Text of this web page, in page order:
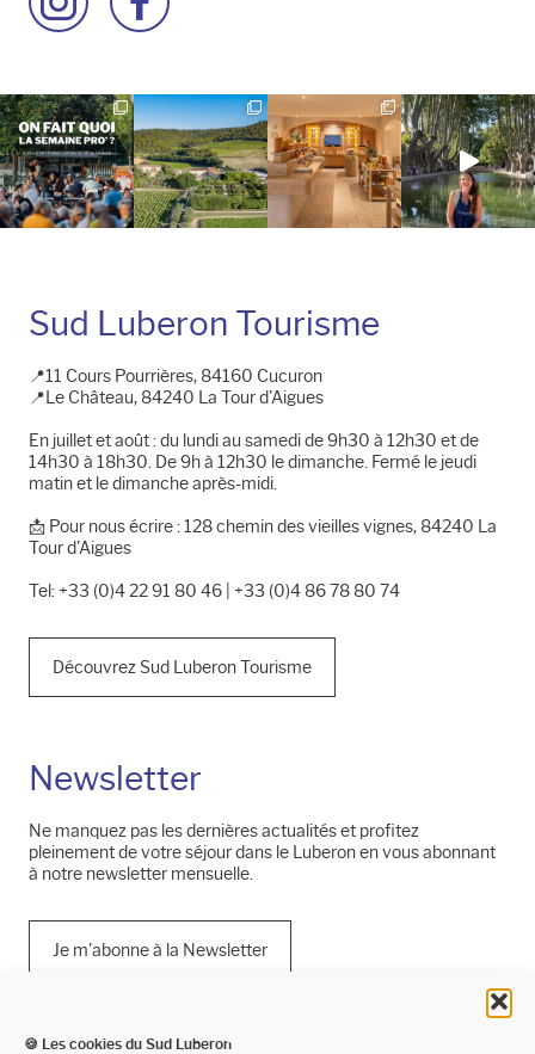
🍪 Les cookies du Sud Luberon
à
Instagram
à
Facebook
Sud Luberon Tourisme
📍11 Cours Pourrières, 84160 Cucuron
📍Le Château, 84240 La Tour d'Aigues
En juillet et août : du lundi au samedi de 9h30 à 12h30 et de
14h30 à 18h30. De 9h à 12h30 le dimanche. Fermé le jeudi
matin et le dimanche après-midi.
📩​ Pour nous écrire : 128 chemin des vieilles vignes, 84240 La
Tour d'Aigues
Tel: +33 (0)4 22 91 80 46 | +33 (0)4 86 78 80 74
Découvrez Sud Luberon Tourisme
Newsletter
Ne manquez pas les dernières actualités et profitez
pleinement de votre séjour dans le Luberon en vous abonnant
à notre newsletter mensuelle.
Je m'abonne à la Newsletter